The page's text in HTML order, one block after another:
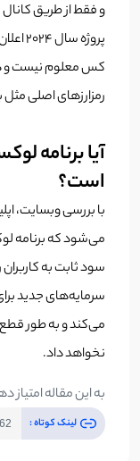
و فقط از طریق
کس معلوم نیست و در
رمزارزهای اصلی
است؟
با بررسی‌ وبسایت،
می‌شود که برنامه
سود ثابت به کاربران
سرمایه‌های جدید
می‌کند و به طور قطع
نخواهد داد.
به این مقاله امتیاز
لینک کوتاه :